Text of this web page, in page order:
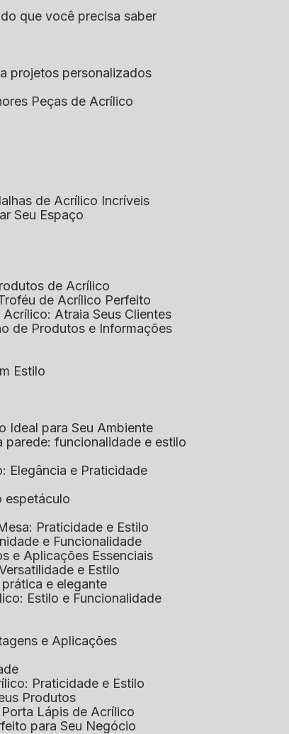
que você precisa saber
projetos personalizados
Peças de Acrílico
de Acrílico Incríveis
Seu Espaço
de Acrílico
de Acrílico Perfeito
Acrílico: Atraia Seus Clientes
de Produtos e Informações
Estilo
Ideal para Seu Ambiente
parede: funcionalidade e estilo
Elegância e Praticidade
espetáculo
Praticidade e Estilo
e Funcionalidade
e Aplicações Essenciais
e Estilo
prática e elegante
Estilo e Funcionalidade
e Aplicações
Praticidade e Estilo
Produtos
Porta Lápis de Acrílico
para Seu Negócio